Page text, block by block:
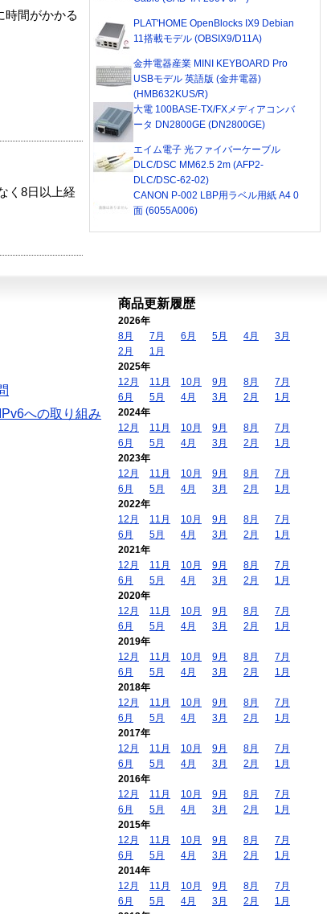
時間がかかる
く8日以上経
PLAT'HOME OpenBlocks IX9 Debian
11搭載モデル (OBSIX9/D11A)
金井電器産業 MINI KEYBOARD Pro
USBモデル 英語版 (金井電器)
(HMB632KUS/R)
大電 100BASE-TX/FXメディアコンバ
ータ DN2800GE (DN2800GE)
エイム電子 光ファイバーケーブル
DLC/DSC MM62.5 2m (AFP2-
DLC/DSC-62-02)
CANON P-002 LBP用ラベル用紙 A4 0
面 (6055A006)
IPv6への取り組み
商品更新履歴
2026年
8月
7月 6月 5月 4月
3月
2月
1月
2025年
12月
11月 10月 9月 8月
7月
6月
5月 4月 3月 2月
1月
2024年
12月
11月 10月 9月 8月
7月
6月
5月 4月 3月 2月
1月
2023年
12月
11月 10月 9月 8月
7月
6月
5月 4月 3月 2月
1月
2022年
12月
11月 10月 9月 8月
7月
6月
5月 4月 3月 2月
1月
2021年
12月
11月 10月 9月 8月
7月
6月
5月 4月 3月 2月
1月
2020年
12月
11月 10月 9月 8月
7月
6月
5月 4月 3月 2月
1月
2019年
12月
11月 10月 9月 8月
7月
6月
5月 4月 3月 2月
1月
2018年
12月
11月 10月 9月 8月
7月
6月
5月 4月 3月 2月
1月
2017年
12月
11月 10月 9月 8月
7月
6月
5月 4月 3月 2月
1月
2016年
12月
11月 10月 9月 8月
7月
6月
5月 4月 3月 2月
1月
2015年
12月
11月 10月 9月 8月
7月
6月
5月 4月 3月 2月
1月
2014年
12月
11月 10月 9月 8月
7月
6月
5月 4月 3月 2月
1月